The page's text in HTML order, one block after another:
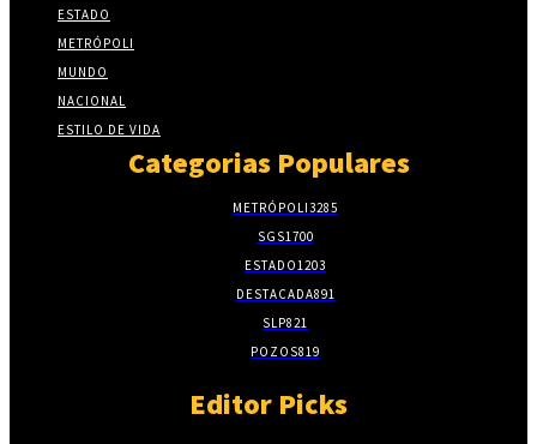
ESTADO
METRÓPOLI
MUNDO
NACIONAL
ESTILO DE VIDA
Categorias Populares
METRÓPOLI3285
SGS1700
ESTADO1203
DESTACADA891
SLP821
POZOS819
Editor Picks